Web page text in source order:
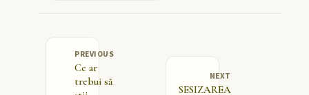
PREVIOUS
Ce ar
trebui să
NEXT
SESIZAREA